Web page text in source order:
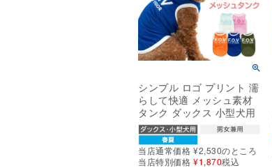
シンプル ロゴ プリント 濡
らして快適 メッシュ素材
タンク ダックス 小型犬用
当店通常価格 ¥2,530のところ
当店特別価格 ¥1,870税込